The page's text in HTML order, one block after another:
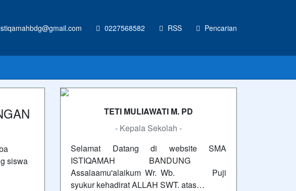
0227568582 RSS Pencarian
siswa
TETI MULIAWATI M. PD
- Kepala Sekolah -
Selamat Datang di website SMA
ISTIQAMAH BANDUNG
Assalaamu'alaikum Wr. Wb. Puji
syukur kehadirat ALLAH SWT. atas…